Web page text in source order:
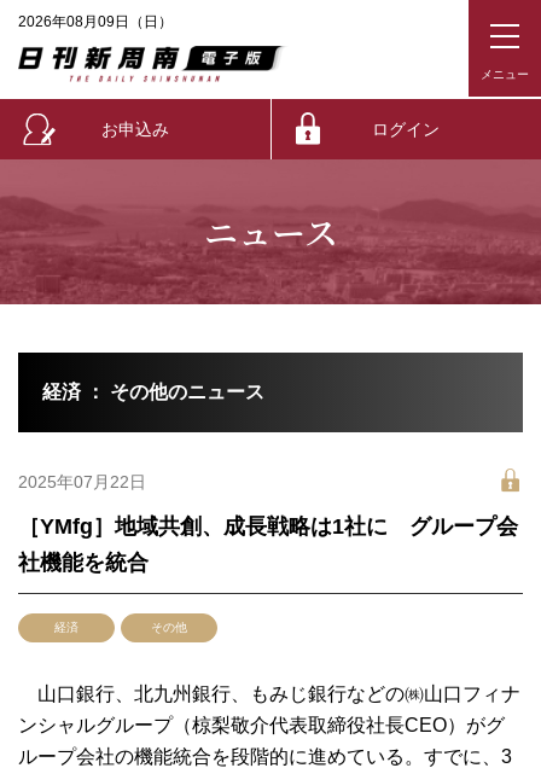
2026年08月09日（日）
お申込み ログイン
ニュース
経済 ： その他のニュース
2025年07月22日
［YMfg］地域共創、成長戦略は1社に グループ会
社機能を統合
経済 その他
山口銀行、北九州銀行、もみじ銀行などの㈱山口フィナ
ンシャルグループ（椋梨敬介代表取締役社長CEO）がグ
ループ会社の機能統合を段階的に進めている。すでに、3